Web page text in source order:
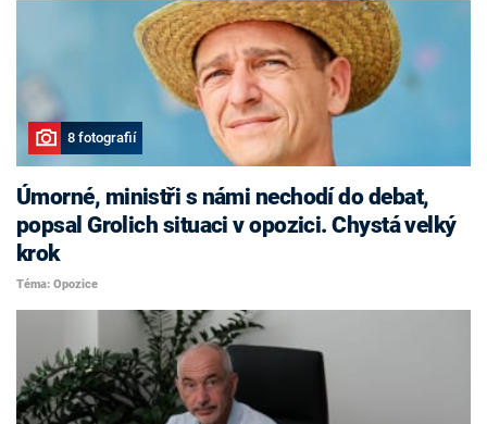
8 fotografií
Úmorné, ministři s námi nechodí do debat,
popsal Grolich situaci v opozici. Chystá velký
krok
Téma: Opozice